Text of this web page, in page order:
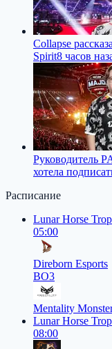
Collapse
Spirit8 часов
Руководитель
хотела
Расписание
Lunar Horse
05:00
Direborn Esports
BO3
Mentality
Lunar Horse
08:00